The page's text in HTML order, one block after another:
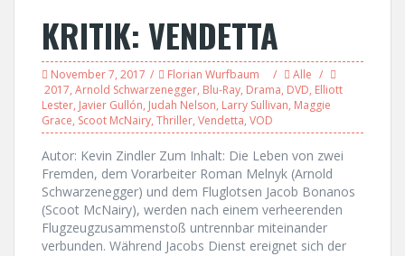
KRITIK: VENDETTA
November 7, 2017 Florian Wurfbaum
Alle
2017, Arnold Schwarzenegger, Blu-Ray, Drama, DVD, Elliott
Lester, Javier Gullón, Judah Nelson, Larry Sullivan, Maggie
Grace, Scoot McNairy, Thriller, Vendetta, VOD
Autor: Kevin Zindler Zum Inhalt: Die Leben von zwei
Fremden, dem Vorarbeiter Roman Melnyk (Arnold
Schwarzenegger) und dem Fluglotsen Jacob Bonanos
(Scoot McNairy), werden nach einem verheerenden
Flugzeugzusammenstoß untrennbar miteinander
verbunden. Während Jacobs Dienst ereignet sich der